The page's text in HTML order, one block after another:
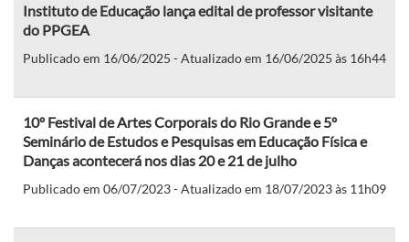
Instituto de Educação lança edital de professor visitante
do PPGEA
Publicado em 16/06/2025 - Atualizado em 16/06/2025 às 16h44
10º Festival de Artes Corporais do Rio Grande e 5º
Seminário de Estudos e Pesquisas em Educação Física e
Danças acontecerá nos dias 20 e 21 de julho
Publicado em 06/07/2023 - Atualizado em 18/07/2023 às 11h09